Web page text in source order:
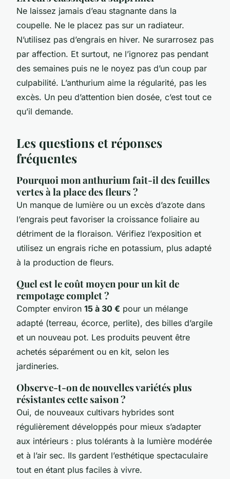
Ne laissez jamais d’eau stagnante dans la
coupelle. Ne le placez pas sur un radiateur.
N’utilisez pas d’engrais en hiver. Ne surarrosez pas
par affection. Et surtout, ne l’ignorez pas pendant
des semaines puis ne le noyez pas d’un coup par
culpabilité. L’anthurium aime la régularité, pas les
excès. Un peu d’attention bien dosée, c’est tout ce
qu’il demande.
Les questions et réponses
fréquentes
Pourquoi mon anthurium fait-il des feuilles
vertes à la place des fleurs ?
Un manque de lumière ou un excès d’azote dans
l’engrais peut favoriser la croissance foliaire au
détriment de la floraison. Vérifiez l’exposition et
utilisez un engrais riche en potassium, plus adapté
à la production de fleurs.
Quel est le coût moyen pour un kit de
rempotage complet ?
Compter environ 15 à 30 € pour un mélange
adapté (terreau, écorce, perlite), des billes d’argile
et un nouveau pot. Les produits peuvent être
achetés séparément ou en kit, selon les
jardineries.
Observe-t-on de nouvelles variétés plus
résistantes cette saison ?
Oui, de nouveaux cultivars hybrides sont
régulièrement développés pour mieux s’adapter
aux intérieurs : plus tolérants à la lumière modérée
et à l’air sec. Ils gardent l’esthétique spectaculaire
tout en étant plus faciles à vivre.